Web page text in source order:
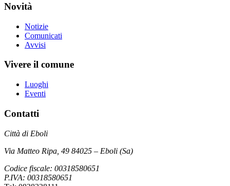
Novità
Notizie
Comunicati
Avvisi
Vivere il comune
Luoghi
Eventi
Contatti
Città di Eboli
Via Matteo Ripa, 49 84025 – Eboli (Sa)
Codice fiscale: 00318580651
P.IVA: 00318580651